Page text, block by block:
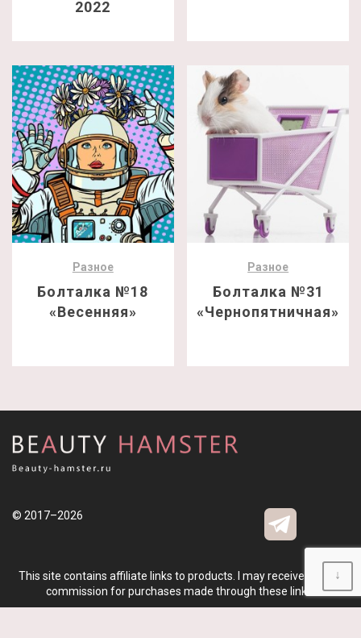
2022
Разное
Болталка №18
«Весенняя»
Разное
Болталка №31
«Чернопятничная»
© 2017–2026
This site contains affiliate links to products. I may receive a small
commission for purchases made through these links.
↓